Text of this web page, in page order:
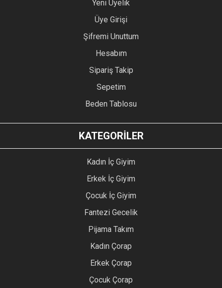
Yeni Üyelik
Üye Girişi
Şifremi Unuttum
Hesabım
Sipariş Takip
Sepetim
Beden Tablosu
KATEGORİLER
Kadın İç Giyim
Erkek İç Giyim
Çocuk İç Giyim
Fantezi Gecelik
Pijama Takım
Kadın Çorap
Erkek Çorap
Çocuk Çorap